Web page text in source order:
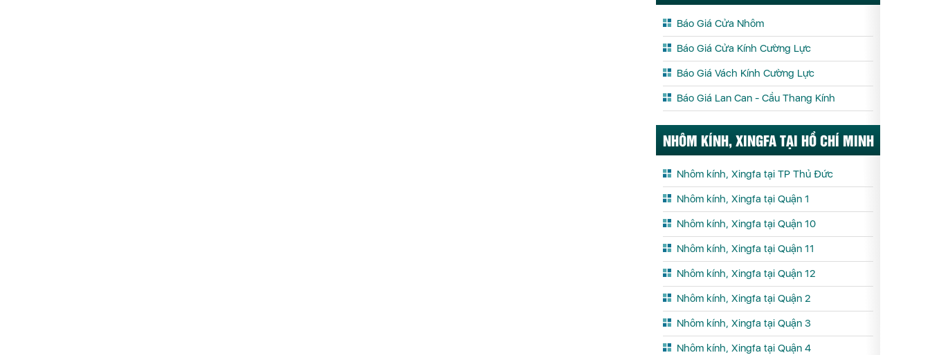
Báo Giá Cửa Nhôm
Báo Giá Cửa Kính Cường Lực
Báo Giá Vách Kính Cường Lực
Báo Giá Lan Can - Cầu Thang Kính
NHÔM KÍNH, XINGFA TẠI HỒ CHÍ MINH
Nhôm kính, Xingfa tại TP Thủ Đức
Nhôm kính, Xingfa tại Quận 1
Nhôm kính, Xingfa tại Quận 10
Nhôm kính, Xingfa tại Quận 11
Nhôm kính, Xingfa tại Quận 12
Nhôm kính, Xingfa tại Quận 2
Nhôm kính, Xingfa tại Quận 3
Nhôm kính, Xingfa tại Quận 4